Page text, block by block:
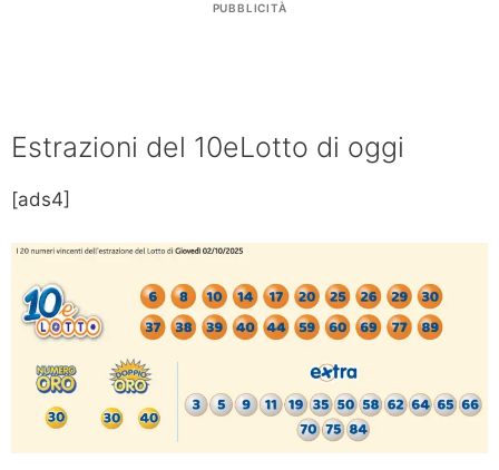
PUBBLICITÀ
Estrazioni del 10eLotto di oggi
[ads4]